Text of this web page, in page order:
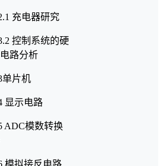
充电器研究
控制系统的硬
路分析
单片机
显示电路
ADC模数转换